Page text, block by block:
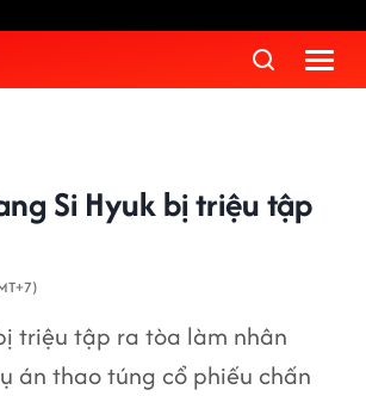
Si Hyuk bị triệu tập
triệu tập ra tòa làm nhân
án thao túng cổ phiếu chấn